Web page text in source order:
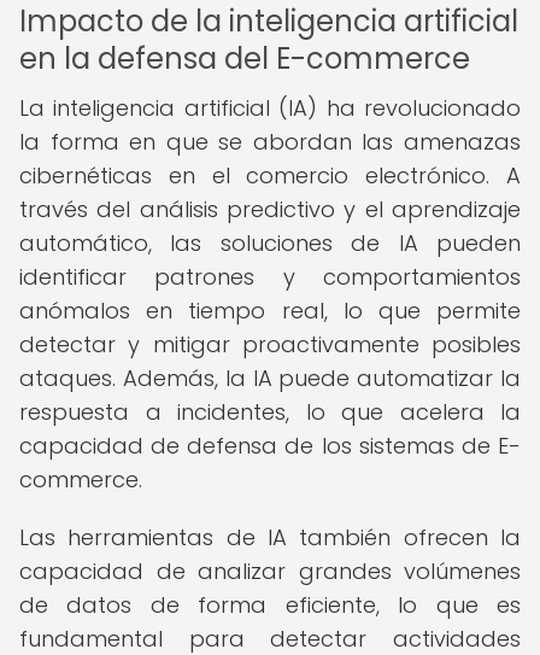
Impacto de la inteligencia artificial
en la defensa del E-commerce
La inteligencia artificial (IA) ha revolucionado
la forma en que se abordan las amenazas
cibernéticas en el comercio electrónico. A
través del análisis predictivo y el aprendizaje
automático, las soluciones de IA pueden
identificar patrones y comportamientos
anómalos en tiempo real, lo que permite
detectar y mitigar proactivamente posibles
ataques. Además, la IA puede automatizar la
respuesta a incidentes, lo que acelera la
capacidad de defensa de los sistemas de E-
commerce.
Las herramientas de IA también ofrecen la
capacidad de analizar grandes volúmenes
de datos de forma eficiente, lo que es
fundamental para detectar actividades